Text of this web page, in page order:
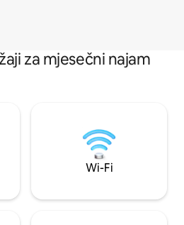
za mjesečni najam
Wi-Fi